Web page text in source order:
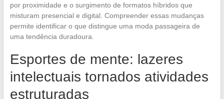
por proximidade e o surgimento de formatos híbridos que
misturam presencial e digital. Compreender essas mudanças
permite identificar o que distingue uma moda passageira de
uma tendência duradoura.
Esportes de mente: lazeres
intelectuais tornados atividades
estruturadas